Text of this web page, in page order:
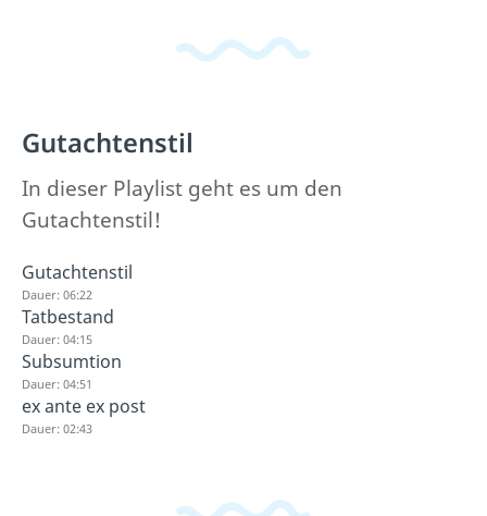
Gutachtenstil
In dieser Playlist geht es um den
Gutachtenstil!
Gutachtenstil
Dauer: 06:22
Tatbestand
Dauer: 04:15
Subsumtion
Dauer: 04:51
ex ante ex post
Dauer: 02:43